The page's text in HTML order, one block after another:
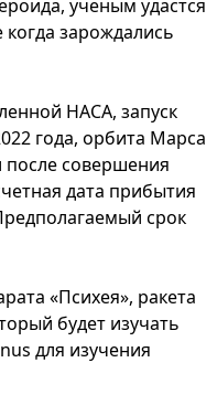
ученым удастся
зарождались
НАСА, запуск
года, орбита Марса
после совершения
дата прибытия
срок
«Психея», ракета
будет изучать
для изучения